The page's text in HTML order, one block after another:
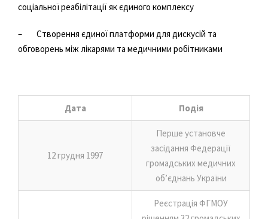
соціальної реабілітації як єдиного комплексу
– Створення єдиної платформи для дискусій та
обговорень між лікарями та медичними робітниками
Дата Подія
12 грудня 1997
Перше установче
засідання Федерації
громадських медичних
об’єднань України
Реєстрація ФГМОУ